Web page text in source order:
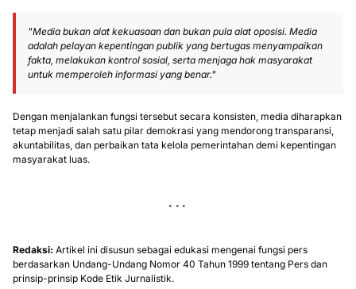
"Media bukan alat kekuasaan dan bukan pula alat oposisi. Media
adalah pelayan kepentingan publik yang bertugas menyampaikan
fakta, melakukan kontrol sosial, serta menjaga hak masyarakat
untuk memperoleh informasi yang benar."
Dengan menjalankan fungsi tersebut secara konsisten, media diharapkan
tetap menjadi salah satu pilar demokrasi yang mendorong transparansi,
akuntabilitas, dan perbaikan tata kelola pemerintahan demi kepentingan
masyarakat luas.
Redaksi: Artikel ini disusun sebagai edukasi mengenai fungsi pers
berdasarkan Undang-Undang Nomor 40 Tahun 1999 tentang Pers dan
prinsip-prinsip Kode Etik Jurnalistik.